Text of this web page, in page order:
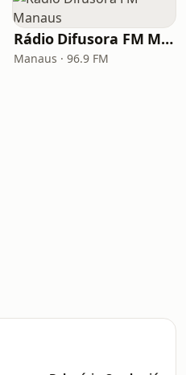
Rádio Difusora FM Manaus
Manaus · 96.9 FM